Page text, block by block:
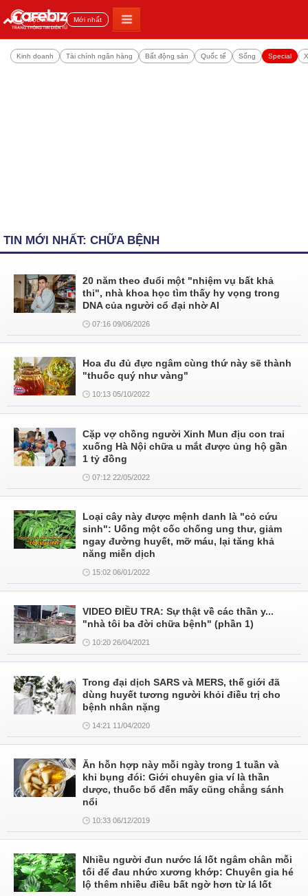
Đọc nhiều Mới nhất
Kinh doanh Tài chính ngân hàng Bất động sản Quốc tế Sống Special
TIN MỚI NHẤT: CHỮA BỆNH
20 năm theo đuổi một "nhiệm vụ bất khả
thi", nhà khoa học tìm thấy hy vọng trong
DNA của người cổ đại nhờ AI
07:16 09/06/2026
Hoa đu đủ đực ngâm cùng thứ này sẽ thành
"thuốc quý như vàng"
10:13 05/10/2022
Cặp vợ chồng người Xinh Mun địu con trai
xuống Hà Nội chữa u mắt được ủng hộ gần
1 tỷ đồng
07:12 22/05/2022
Loại cây này được mệnh danh là "cỏ cứu
sinh": Uống một cốc chống ung thư, giảm
ngay đường huyết, mỡ máu, lại tăng khả
năng miễn dịch
15:02 06/01/2022
VIDEO ĐIỀU TRA: Sự thật về các thần y...
"nhà tôi ba đời chữa bệnh" (phần 1)
10:20 26/04/2021
Trong đại dịch SARS và MERS, thế giới đã
dùng huyết tương người khỏi điều trị cho
bệnh nhân nặng
14:21 11/04/2020
Ăn hỗn hợp này mỗi ngày trong 1 tuần và
khi bụng đói: Giới chuyên gia ví là thần
dược, thuốc bổ đến mấy cũng chẳng sánh
nổi
10:33 06/12/2019
Nhiều người đun nước lá lốt ngâm chân mỗi
tối để đau nhức xương khớp: Chuyên gia hé
lộ thêm nhiều điều bất ngờ hơn từ lá lốt